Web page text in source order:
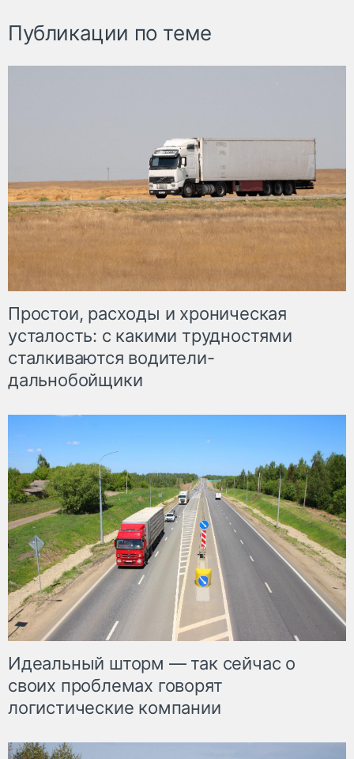
Публикации по теме
Простои, расходы и хроническая
усталость: с какими трудностями
сталкиваются водители-
дальнобойщики
Идеальный шторм — так сейчас о
своих проблемах говорят
логистические компании